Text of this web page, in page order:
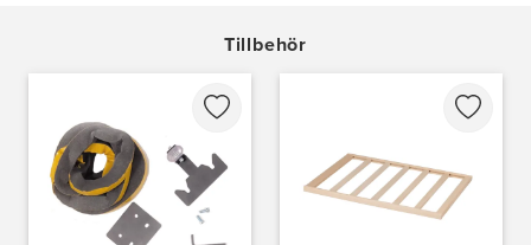
Tillbehör